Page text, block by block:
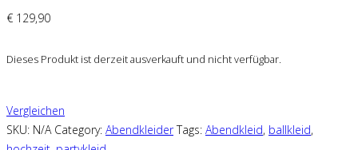
€ 129,90
Dieses Produkt ist derzeit ausverkauft und nicht verfügbar.
Vergleichen
SKU: N/A Category: Abendkleider Tags: Abendkleid, ballkleid,